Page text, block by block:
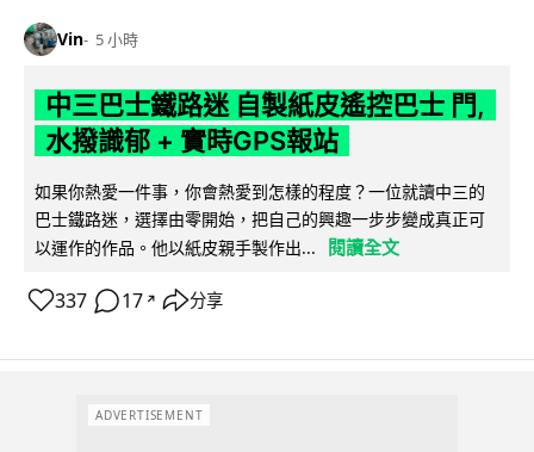
Vin 5 小時
中三巴士鐵路迷 自製紙皮遙控巴士 門,
水撥識郁 + 實時GPS報站
如果你熱愛一件事，你會熱愛到怎樣的程度？一位就讀中三的
巴士鐵路迷，選擇由零開始，把自己的興趣一步步變成真正可
以運作的作品。他以紙皮親手製作出...
閱讀全文
337 17 ↗ 分享
ADVERTISEMENT